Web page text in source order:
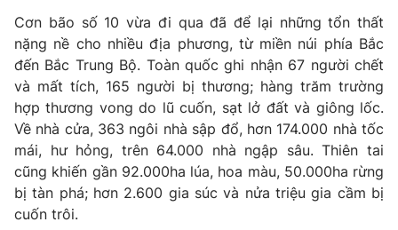
Chất lượng cuộc sống
Học trực tuyến
Công nghệ
Hitech Công nghệ tương lai
Sản phẩm
Thị trường
Tư vấn
Giao lưu trực tuyến
Lịch phát sóng
Chuyên mục khác
Emagazine
Cơn bão số 10 vừa đi qua đã để lại những tổn thất
nặng nề cho nhiều địa phương, từ miền núi phía Bắc
đến Bắc Trung Bộ. Toàn quốc ghi nhận 67 người chết
và mất tích, 165 người bị thương; hàng trăm trường
hợp thương vong do lũ cuốn, sạt lở đất và giông lốc.
Về nhà cửa, 363 ngôi nhà sập đổ, hơn 174.000 nhà tốc
mái, hư hỏng, trên 64.000 nhà ngập sâu. Thiên tai
cũng khiến gần 92.000ha lúa, hoa màu, 50.000ha rừng
bị tàn phá; hơn 2.600 gia súc và nửa triệu gia cầm bị
cuốn trôi.